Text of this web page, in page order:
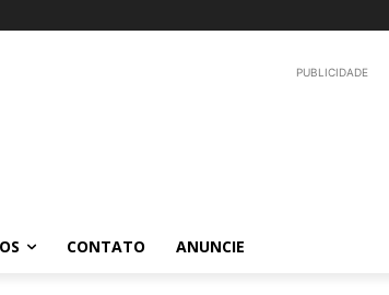
PUBLICIDADE
CONTATO ANUNCIE